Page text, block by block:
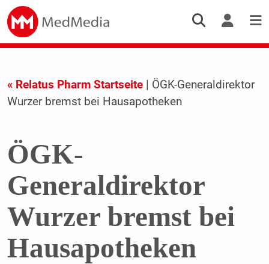
« Relatus Pharm Startseite| ÖGK-Generaldirektor
Wurzer bremst bei Hausapotheken
ÖGK-
Generaldirektor
Wurzer bremst bei
Hausapotheken